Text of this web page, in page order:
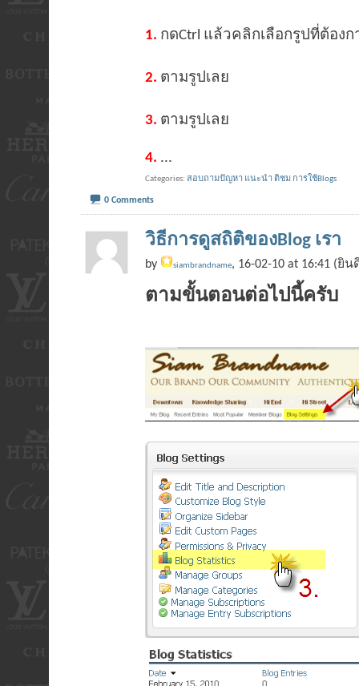
1. กดCtrl แล้วคลิกเลือกรูปที่ต้องก
2. ตามรูปเลย
3. ตามรูปเลย
4. ...
Categories สอบถามปัญหา แนะนำ ติชม การใช้Blogs
0 Comments
วิธีการดูสถิติของBlog เรา
by siambrandname, 16-02-10 at 16:41 (ยิ
ตามขั้นตอนต่อไปนี้ครับ